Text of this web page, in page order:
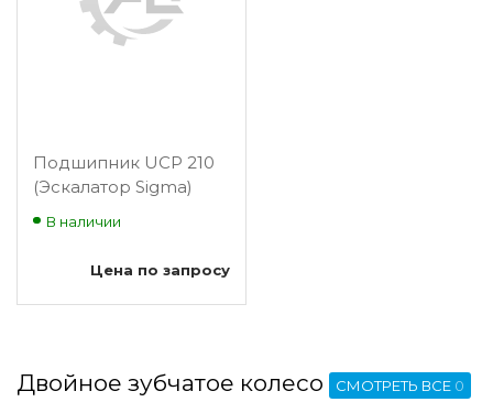
Подшипник UCP 210
(Эскалатор Sigma)
В наличии
Цена по запросу
Двойное зубчатое колесо СМОТРЕТЬ ВСЕ 0